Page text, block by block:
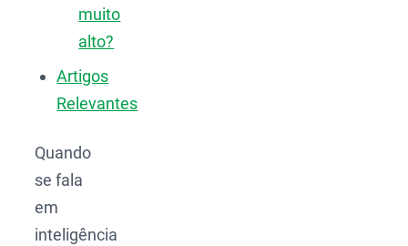
muito
alto?
Artigos
Relevantes
Quando
se fala
em
inteligência